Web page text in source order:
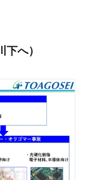
へ）